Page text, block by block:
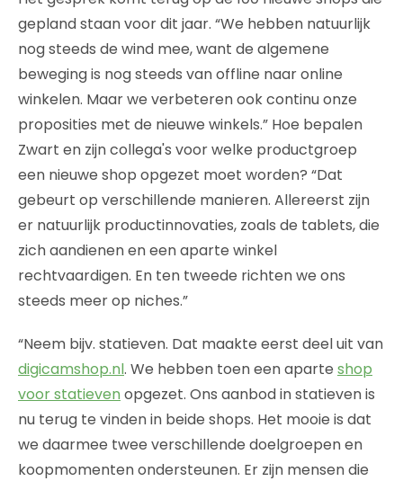
gepland staan voor dit jaar. “We hebben natuurlijk
nog steeds de wind mee, want de algemene
beweging is nog steeds van offline naar online
winkelen. Maar we verbeteren ook continu onze
proposities met de nieuwe winkels.” Hoe bepalen
Zwart en zijn collega's voor welke productgroep
een nieuwe shop opgezet moet worden? “Dat
gebeurt op verschillende manieren. Allereerst zijn
er natuurlijk productinnovaties, zoals de tablets, die
zich aandienen en een aparte winkel
rechtvaardigen. En ten tweede richten we ons
steeds meer op niches.”
“Neem bijv. statieven. Dat maakte eerst deel uit van
digicamshop.nl. We hebben toen een aparte shop
voor statieven opgezet. Ons aanbod in statieven is
nu terug te vinden in beide shops. Het mooie is dat
we daarmee twee verschillende doelgroepen en
koopmomenten ondersteunen. Er zijn mensen die